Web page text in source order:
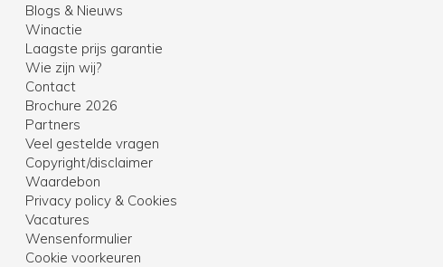
Blogs & Nieuws
Winactie
Laagste prijs garantie
Wie zijn wij?
Contact
Brochure 2026
Partners
Veel gestelde vragen
Copyright/disclaimer
Waardebon
Privacy policy & Cookies
Vacatures
Wensenformulier
Cookie voorkeuren